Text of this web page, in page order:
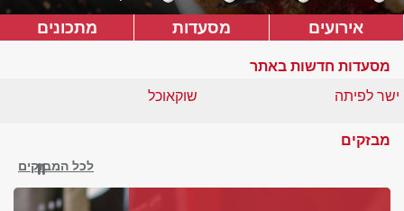
אירועים מסעדות מתכונים
מסעדות חדשות באתר
שוקאוכל
ישר לפיתה
מבזקים
לכל המבזקים